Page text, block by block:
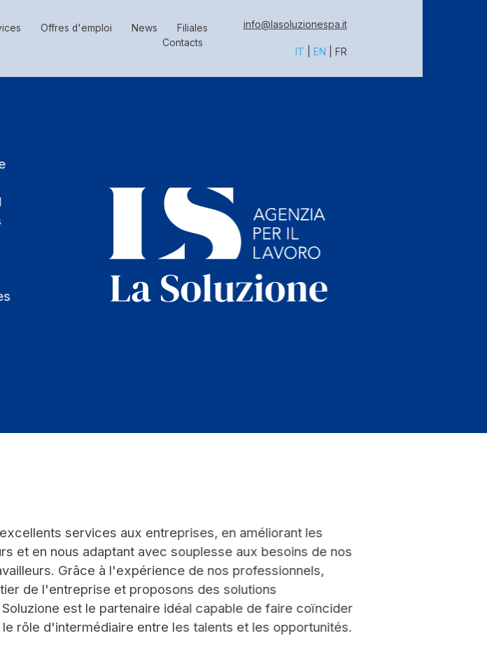
Offres d'emploi News
Filiales
Contacts
info@lasoluzionespa.it
IT EN FR
services aux entreprises, en améliorant les
et en nous adaptant avec souplesse aux besoins de nos
Grâce à l'expérience de nos professionnels,
de l'entreprise et proposons des solutions
est le partenaire idéal capable de faire coïncider
rôle d'intermédiaire entre les talents et les opportunités.